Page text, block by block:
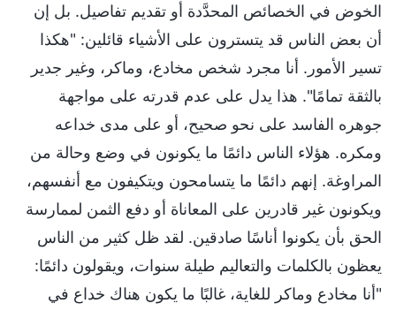
الخوض في الخصائص المحدَّدة أو تقديم تفاصيل. بل إن
أن بعض الناس قد يتسترون على الأشياء قائلين: "هكذا
تسير الأمور. أنا مجرد شخص مخادع، وماكر، وغير جدير
بالثقة تمامًا". هذا يدل على عدم قدرته على مواجهة
جوهره الفاسد على نحو صحيح، أو على مدى خداعه
ومكره. هؤلاء الناس دائمًا ما يكونون في وضع وحالة من
المراوغة. إنهم دائمًا ما يتسامحون ويتكيفون مع أنفسهم،
ويكونون غير قادرين على المعاناة أو دفع الثمن لممارسة
الحق بأن يكونوا أناسًا صادقين. لقد ظل كثير من الناس
يعظون بالكلمات والتعاليم طيلة سنوات، ويقولون دائمًا:
"أنا مخادع وماكر للغاية، غالبًا ما يكون هناك خداع في